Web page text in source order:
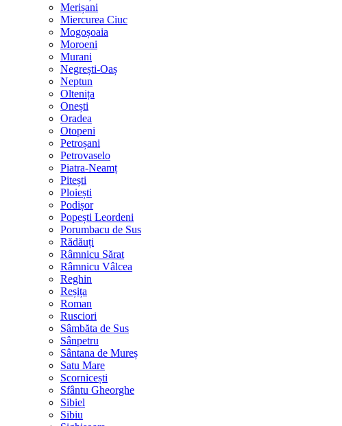
Merișani
Miercurea Ciuc
Mogoșoaia
Moroeni
Murani
Negrești-Oaș
Neptun
Oltenița
Onești
Oradea
Otopeni
Petroșani
Petrovaselo
Piatra-Neamț
Pitești
Ploiești
Podișor
Popești Leordeni
Porumbacu de Sus
Rădăuți
Râmnicu Sărat
Râmnicu Vâlcea
Reghin
Reșița
Roman
Rusciori
Sâmbăta de Sus
Sânpetru
Sântana de Mureș
Satu Mare
Scornicești
Sfântu Gheorghe
Sibiel
Sibiu